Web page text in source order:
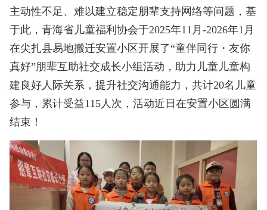
主动性不足、难以建立稳定朋辈支持网络等问题，基
于此，青海省儿童福利协会于2025年11月-2026年1月
在尖扎县易地搬迁安置小区开展了“童伴同行・友你
真好”朋辈互助社交成长小组活动，助力儿童儿童构
建良好人际关系，提升社交沟通能力，共计20名儿童
参与，累计受益115人次，活动近日在安置小区圆满
结束！